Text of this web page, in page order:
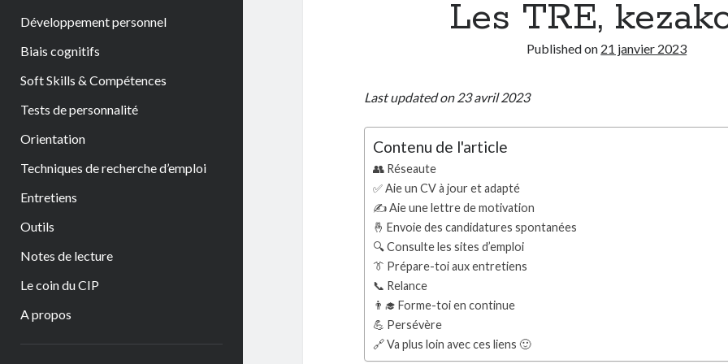
Développement personnel
Biais cognitifs
Soft Skills & Compétences
Tests de personnalité
Orientation
Techniques de recherche d’emploi
Entretiens
Outils
Notes de lecture
Le coin du CIP
A propos
Les TRE,
Published on 21 janvier 2023
Last updated on 23 avril 2023
Contenu de l'article
👥 Réseaute
✅ Aie un CV à jour et adapté
✍️ Aie une lettre de motivation
🤞 Envoie des candidatures spontanées
🔍 Consulte les sites d’emploi
👔 Prépare-toi aux entretiens
📞 Relance
👨‍🎓 Forme-toi en continue
💪 Persévère
🔗 Va plus loin avec ces liens 🙂